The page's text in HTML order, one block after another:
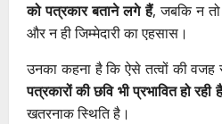
को पत्रकार बताने लगे हैं, जबकि न तो
और न ही जिम्मेदारी का एहसास।
उनका कहना है कि ऐसे तत्वों की
पत्रकारों की छवि भी प्रभावित हो रही है
खतरनाक स्थिति है।